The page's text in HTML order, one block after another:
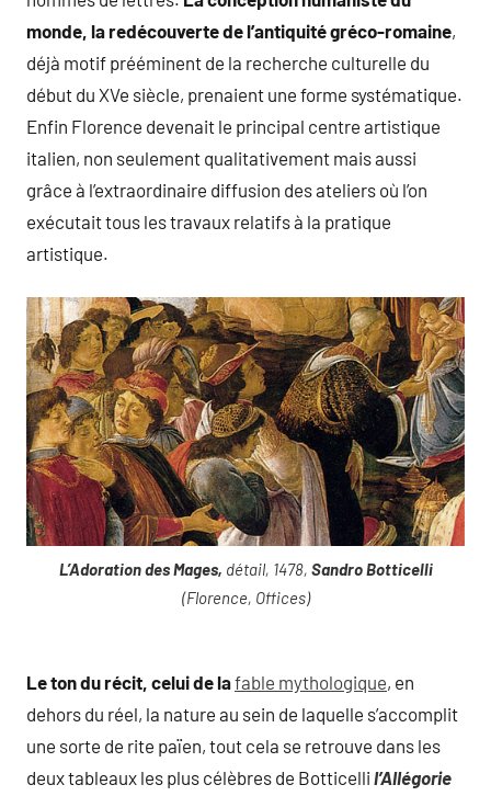
monde, la redécouverte de l’antiquité gréco-romaine,
déjà motif prééminent de la recherche culturelle du
début du XVe siècle, prenaient une forme systématique.
Enfin Florence devenait le principal centre artistique
italien, non seulement qualitativement mais aussi
grâce à l’extraordinaire diffusion des ateliers où l’on
exécutait tous les travaux relatifs à la pratique
artistique.
L’Adoration des Mages, détail, 1478, Sandro Botticelli
(Florence, Offices)
Le ton du récit, celui de lafable mythologique, en
dehors du réel, la nature au sein de laquelle s’accomplit
une sorte de rite païen, tout cela se retrouve dans les
deux tableaux les plus célèbres de Botticelli l’Allégorie